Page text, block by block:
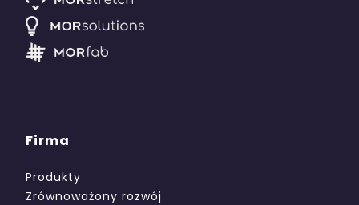
Firma
Produkty
Zrównoważony rozwój